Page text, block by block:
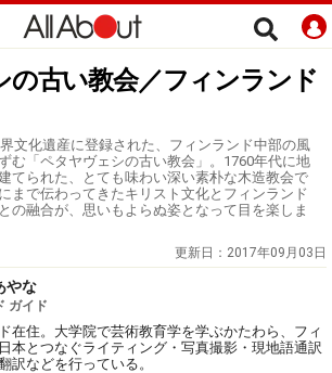
の古い教会／フィンランド
文化遺産に登録された、フィンランド中部の風
む「ペタヤヴェシの古い教会」。1760年代に地
てられた、とても味わい深い素朴な木造教会で
まで伝わってきたキリスト文化とフィンランド
の融合が、思いもよらぬ姿となって目を楽しま
更新日： 2017年09月03日
やな
ガイド
在住。大学院で芸術教育学を学ぶかたわら、フィ
本とつなぐライティング・写真撮影・現地語通訳
訳などを行っている。